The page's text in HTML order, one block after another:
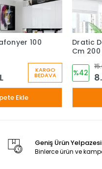
100
KARGO
BEDAVA
Ekle
Dratic
Cm
%42
Geniş Ürün Yelpazesi
Binlerce ürün ve